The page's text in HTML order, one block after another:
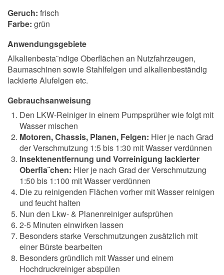
Geruch: frisch
Farbe: grün
Anwendungsgebiete
Alkalienbesta¨ndige Oberflächen an Nutzfahrzeugen,
Baumaschinen sowie Stahlfelgen und alkalienbeständig
lackierte Alufelgen etc.
Gebrauchsanweisung
Den LKW-Reiniger in einem Pumpsprüher wie folgt mit
Wasser mischen
Motoren, Chassis, Planen, Felgen: Hier je nach Grad
der Verschmutzung 1:5 bis 1:30 mit Wasser verdünnen
Insektenentfernung und Vorreinigung lackierter
Oberfla¨chen: Hier je nach Grad der Verschmutzung
1:50 bis 1:100 mit Wasser verdünnen
Die zu reinigenden Flächen vorher mit Wasser reinigen
und feucht halten
Nun den Lkw- & Planenreiniger aufsprühen
2-5 Minuten einwirken lassen
Besonders starke Verschmutzungen zusätzlich mit
einer Bürste bearbeiten
Besonders gründlich mit Wasser und einem
Hochdruckreiniger abspülen